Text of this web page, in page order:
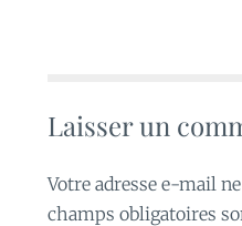
Laisser un
Votre adresse e-mail
champs obligatoires